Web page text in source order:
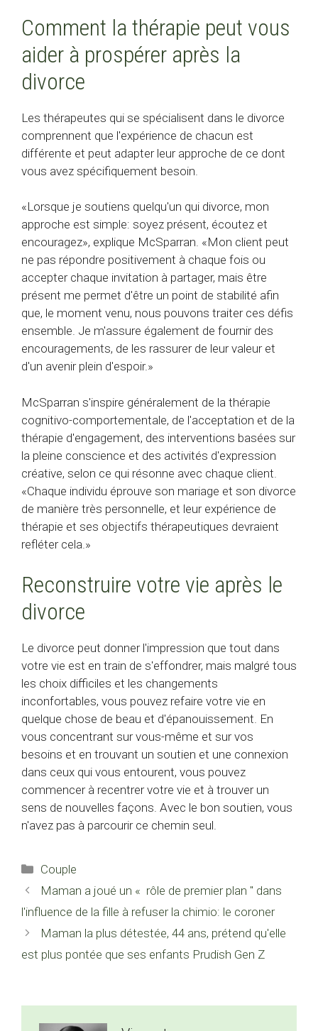
Comment la thérapie peut vous
aider à prospérer après la
divorce
Les thérapeutes qui se spécialisent dans le divorce
comprennent que l'expérience de chacun est
différente et peut adapter leur approche de ce dont
vous avez spécifiquement besoin.
«Lorsque je soutiens quelqu'un qui divorce, mon
approche est simple: soyez présent, écoutez et
encouragez», explique McSparran. «Mon client peut
ne pas répondre positivement à chaque fois ou
accepter chaque invitation à partager, mais être
présent me permet d'être un point de stabilité afin
que, le moment venu, nous pouvons traiter ces défis
ensemble. Je m'assure également de fournir des
encouragements, de les rassurer de leur valeur et
d'un avenir plein d'espoir.»
McSparran s'inspire généralement de la thérapie
cognitivo-comportementale, de l'acceptation et de la
thérapie d'engagement, des interventions basées sur
la pleine conscience et des activités d'expression
créative, selon ce qui résonne avec chaque client.
«Chaque individu éprouve son mariage et son divorce
de manière très personnelle, et leur expérience de
thérapie et ses objectifs thérapeutiques devraient
refléter cela.»
Reconstruire votre vie après le
divorce
Le divorce peut donner l'impression que tout dans
votre vie est en train de s'effondrer, mais malgré tous
les choix difficiles et les changements
inconfortables, vous pouvez refaire votre vie en
quelque chose de beau et d'épanouissement. En
vous concentrant sur vous-même et sur vos
besoins et en trouvant un soutien et une connexion
dans ceux qui vous entourent, vous pouvez
commencer à recentrer votre vie et à trouver un
sens de nouvelles façons. Avec le bon soutien, vous
n'avez pas à parcourir ce chemin seul.
Catégories
Couple
Maman a joué un « rôle de premier plan '' dans
l'influence de la fille à refuser la chimio: le coroner
Maman la plus détestée, 44 ans, prétend qu'elle
est plus pontée que ses enfants Prudish Gen Z